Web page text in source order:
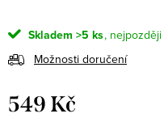
Skladem >5 ks
Možnosti doručení
549 Kč